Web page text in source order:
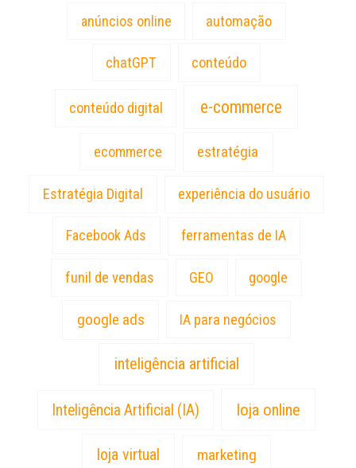
anúncios online automação
chatGPT conteúdo
conteúdo digital e-commerce
ecommerce estratégia
Estratégia Digital experiência do usuário
Facebook Ads ferramentas de IA
funil de vendas GEO google
google ads IA para negócios
inteligência artificial
Inteligência Artificial (IA) loja online
loja virtual marketing